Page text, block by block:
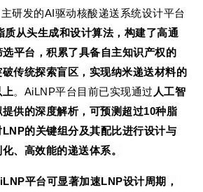
研发的AI驱动核酸递送系统设计平台
质从头生成和设计算法，构建了高通
选平台，积累了具备自主知识产权的
传统探索盲区，实现纳米递送材料的
。 AiLNP平台目前已实现通过 人工智
供的深度解析， 可预测超过10种脂
LNP的关键组分及其配比进行设计与
、高效能的递送体系。
平台可显著加速LNP设计周期，